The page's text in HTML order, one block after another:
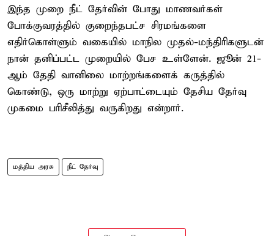
இந்த முறை நீட் தேர்வின் போது மாணவர்கள்
போக்குவரத்தில் குறைந்தபட்ச சிரமங்களை
எதிர்கொள்ளும் வகையில் மாநில முதல்-மந்திரிகளுடன்
நான் தனிப்பட்ட முறையில் பேச உள்ளேன். ஜூன் 21-
ஆம் தேதி வானிலை மாற்றங்களைக் கருத்தில்
கொண்டு, ஒரு மாற்று ஏற்பாட்டையும் தேசிய தேர்வு
முகமை பரிசீலித்து வருகிறது என்றார்.
மத்திய அரசு நீட் தேர்வு